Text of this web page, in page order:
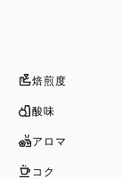
焙煎度
酸味
アロマ
コク